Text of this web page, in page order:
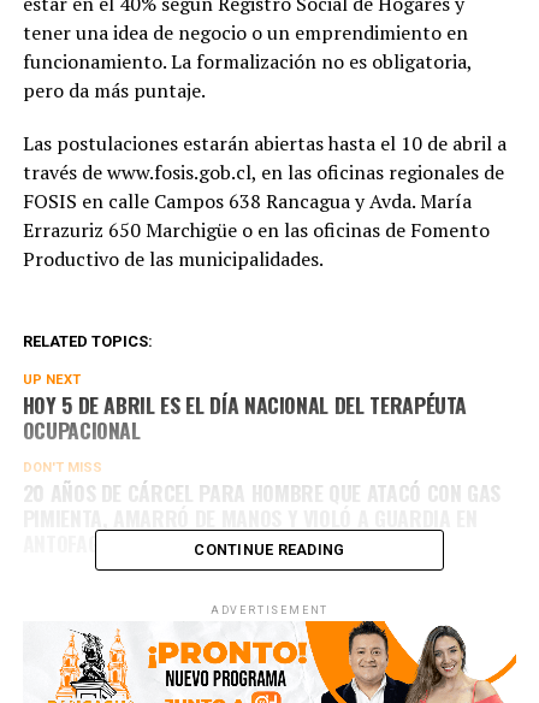
tener una idea de negocio o un emprendimiento en
funcionamiento. La formalización no es obligatoria,
pero da más puntaje.
Las postulaciones estarán abiertas hasta el 10 de abril a
través de www.fosis.gob.cl, en las oficinas regionales de
FOSIS en calle Campos 638 Rancagua y Avda. María
Errazuriz 650 Marchigüe o en las oficinas de Fomento
Productivo de las municipalidades.
RELATED TOPICS:
UP NEXT
HOY 5 DE ABRIL ES EL DÍA NACIONAL DEL TERAPÉUTA
OCUPACIONAL
DON'T MISS
20 AÑOS DE CÁRCEL PARA HOMBRE QUE ATACÓ CON GAS
ANTOFAGASTA
CONTINUE READING
ADVERTISEMENT